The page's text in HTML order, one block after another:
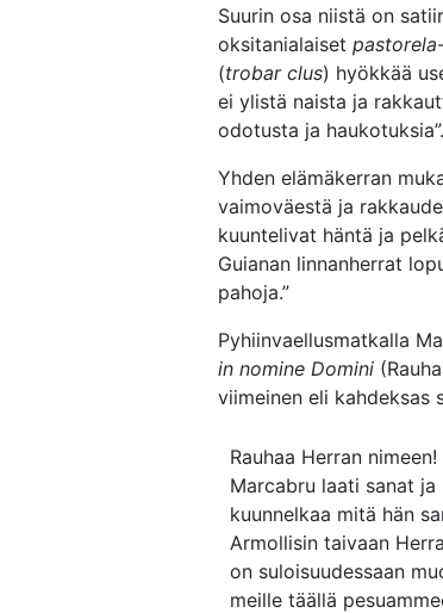
Suurin osa niistä on
oksitanialaiset pastorela
(trobar clus) hyökkää
ei ylistä naista ja
odotusta ja haukotuksia”.
Yhden elämäkerran
vaimoväestä ja
kuuntelivat häntä ja
Guianan linnanherrat
pahoja.”
Pyhiinvaellusmatkalla
in nomine Domini
viimeinen eli kahdeksas
Rauhaa Herran nimeen!
Marcabru laati sanat ja
kuunnelkaa mitä hän
Armollisin taivaan Herra
on suloisuudessaan
meille täällä